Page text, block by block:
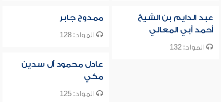
عبد الدايم بن الشيخ
أحمد أبي المعالي
المواد: 132
ممدوح جابر
المواد: 128
عادل محمود آل سدين
مكي
المواد: 125